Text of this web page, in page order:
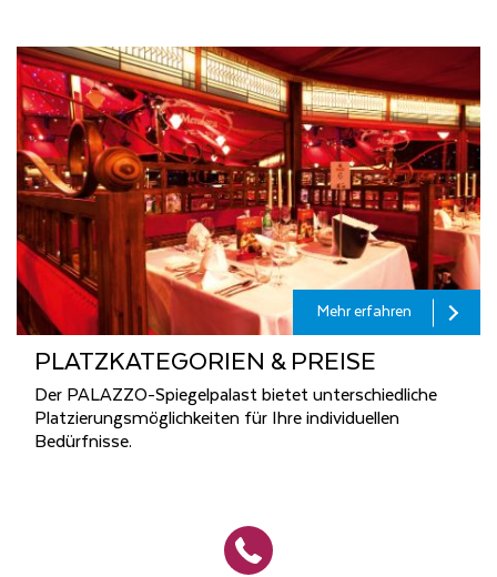
Mehr erfahren
PLATZ­KA­TE­GO­RI­EN & PREI­SE
Der PALAZZO-Spiegelpalast bietet unterschiedliche
Platzierungsmöglichkeiten für Ihre individuellen
Bedürfnisse.